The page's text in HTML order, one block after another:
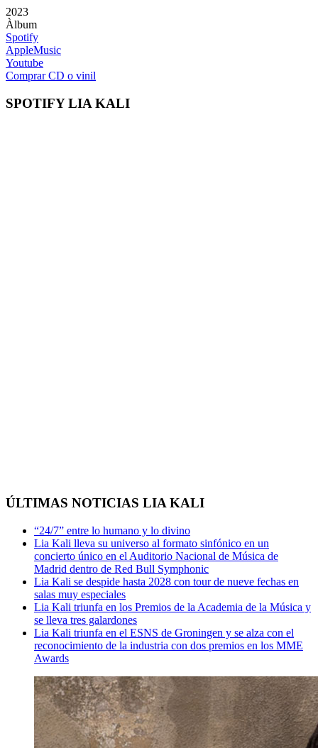
2023
Àlbum
Spotify
AppleMusic
Youtube
Comprar CD o vinil
SPOTIFY LIA KALI
ÚLTIMAS NOTICIAS LIA KALI
“24/7” entre lo humano y lo divino
Lia Kali lleva su universo al formato sinfónico en un
concierto único en el Auditorio Nacional de Música de
Madrid dentro de Red Bull Symphonic
Lia Kali se despide hasta 2028 con tour de nueve fechas en
salas muy especiales
Lia Kali triunfa en los Premios de la Academia de la Música y
se lleva tres galardones
Lia Kali triunfa en el ESNS de Groningen y se alza con el
reconocimiento de la industria con dos premios en los MME
Awards